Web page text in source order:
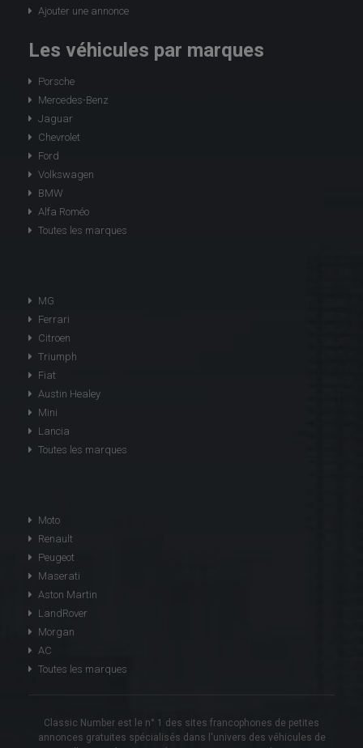
Ajouter une annonce
Les véhicules par marques
Porsche
Mercedes-Benz
Jaguar
Chevrolet
Ford
Volkswagen
BMW
Alfa Roméo
Toutes les marques
MG
Ferrari
Citroen
Triumph
Fiat
Austin Healey
Mini
Lancia
Toutes les marques
Moto
Renault
Peugeot
Maserati
Aston Martin
LandRover
Morgan
AC
Toutes les marques
Classic Number est le n° 1 des sites francophones de petites
annonces gratuites spécialisés dans l'univers des véhicules de